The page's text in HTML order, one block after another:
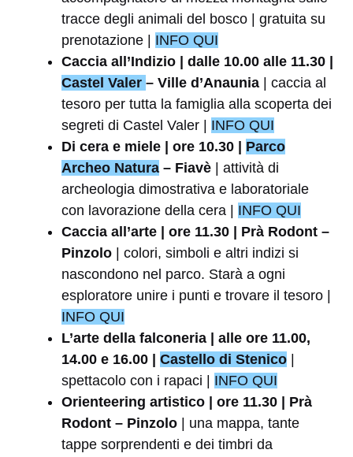
tracce degli animali del bosco | gratuita su
prenotazione | INFO QUI
Caccia all’Indizio | dalle 10.00 alle 11.30 |
Castel Valer – Ville d’Anaunia | caccia al
tesoro per tutta la famiglia alla scoperta dei
segreti di Castel Valer | INFO QUI
Di cera e miele | ore 10.30 | Parco
Archeo Natura – Fiavè
| attività di
archeologia dimostrativa e laboratoriale
con lavorazione della cera | INFO QUI
Caccia all’arte | ore 11.30 | Prà Rodont –
Pinzolo | colori, simboli e altri indizi si
nascondono nel parco. Starà a ogni
esploratore unire i punti e trovare il tesoro |
INFO QUI
L’arte della falconeria | alle ore 11.00,
14.00 e 16.00 | Castello di Stenico
spettacolo con i rapaci | INFO QUI
Orienteering artistico | ore 11.30 | Prà
Rodont – Pinzolo | una mappa, tante
tappe sorprendenti e dei timbri da